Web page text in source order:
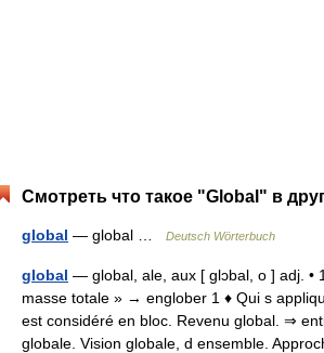
Смотреть что такое "Global" в
global — global … Deutsch Wörterbuch
global — global, ale, aux [ glɔbal, o ] adj. •
masse totale » → englober 1 ♦ Qui s
est considéré en bloc. Revenu global. ⇒
globale. Vision globale, d ensemble.